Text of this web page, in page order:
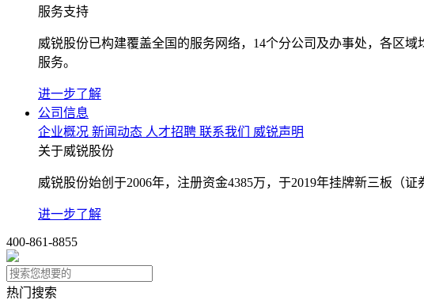
服务支持
威锐股份已构建覆盖全国的服务网络，14个分公司及办事处，各区
服务。
进一步了解
公司信息
企业概况 新闻动态 人才招聘 联系我们
威锐声明
关于威锐股份
威锐股份始创于2006年，注册资金4385万，于2019年挂牌新三板（
进一步了解
400-861-8855
热门搜索